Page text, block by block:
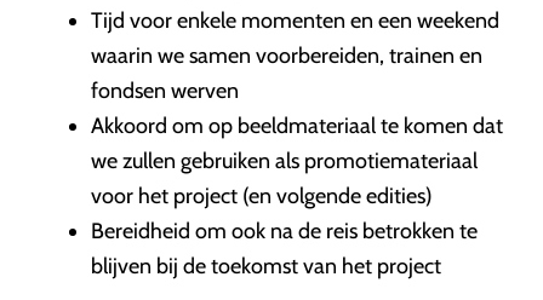
Tijd voor enkele momenten en een weekend
waarin we samen voorbereiden, trainen en
fondsen werven
Akkoord om op beeldmateriaal te komen dat
we zullen gebruiken als promotiemateriaal
voor het project (en volgende edities)
Bereidheid om ook na de reis betrokken te
blijven bij de toekomst van het project